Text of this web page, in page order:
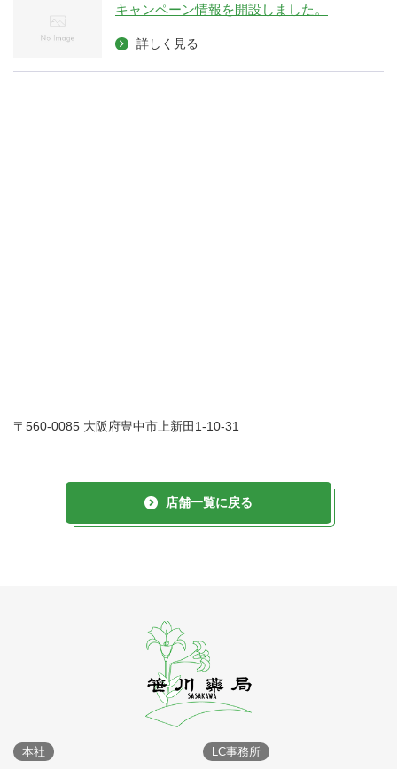
キャンペーン情報を開設しました。
詳しく見る
〒560-0085 大阪府豊中市上新田1-10-31
店舗一覧に戻る
本社 LC事務所